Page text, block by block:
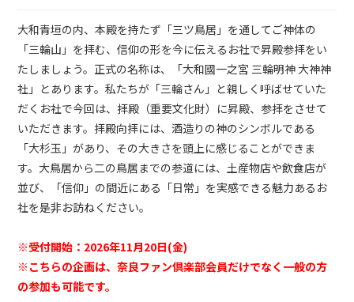
大和青垣の内、本殿を持たず「三ツ鳥居」を通してご神体の
「三輪山」を拝む、信仰の形を今に伝えるお社で昇殿参拝をい
たしましょう。正式の名称は、「大和國一之宮 三輪明神 大神神
社」とあります。私たちが「三輪さん」と親しく呼ばせていた
だくお社で今回は、拝殿（重要文化財）に昇殿、参拝をさせて
いただきます。拝殿向拝には、酒造りの神のシンボルである
「大杉玉」があり、その大きさを頭上に感じることができま
す。大鳥居から二の鳥居までの参道には、土産物店や飲食店が
並び、「信仰」の間近にある「日常」を実感できる魅力あるお
社を是非お訪ねください。
※受付開始：2026年11月20日(金)
※こちらの企画は、奈良ファン倶楽部会員だけでなく一般の方
の参加も可能です。